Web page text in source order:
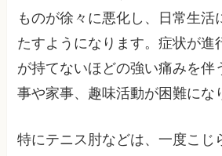
ものが徐々に悪化し、日常生活
たすようになります。症状が進
が持てないほどの強い痛みを伴
事や家事、趣味活動が困難にな
特にテニス肘などは、一度こじ